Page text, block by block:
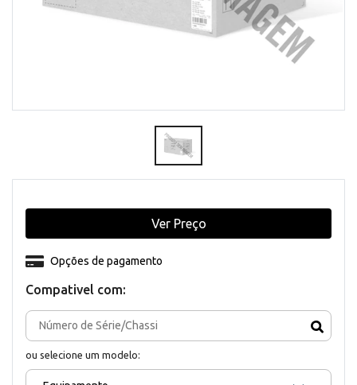
Compativel com:
ou selecione um modelo:
Opções de pagamento
Ver Preço